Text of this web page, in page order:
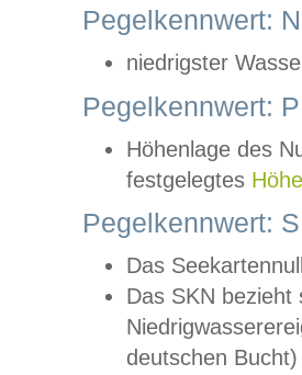
Pegelkennwert:
niedrigster
Pegelkennwert:
Höhenlage des
festgelegtes
Pegelkennwert:
Das
Das SKN
deutschen